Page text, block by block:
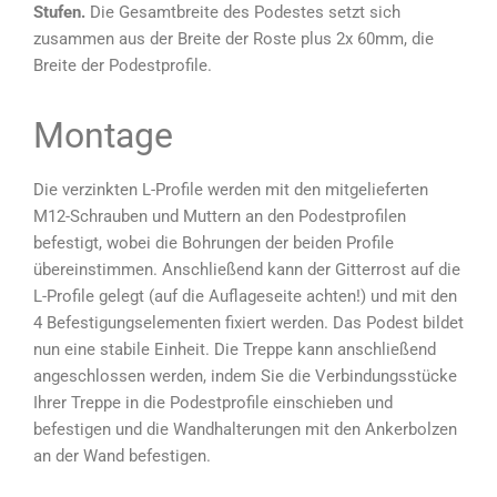
Stufen. Die Gesamtbreite des Podestes setzt sich
zusammen aus der Breite der Roste plus 2x 60mm, die
Breite der Podestprofile.
Montage
Die verzinkten L-Profile werden mit den mitgelieferten
M12-Schrauben und Muttern an den Podestprofilen
befestigt, wobei die Bohrungen der beiden Profile
übereinstimmen. Anschließend kann der Gitterrost auf die
L-Profile gelegt (auf die Auflageseite achten!) und mit den
4 Befestigungselementen fixiert werden. Das Podest bildet
nun eine stabile Einheit. Die Treppe kann anschließend
angeschlossen werden, indem Sie die Verbindungsstücke
Ihrer Treppe in die Podestprofile einschieben und
befestigen und die Wandhalterungen mit den Ankerbolzen
an der Wand befestigen.